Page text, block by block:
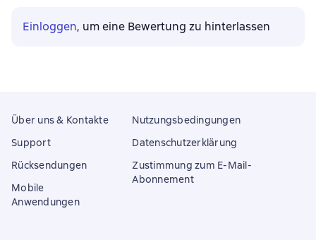
Einloggen, um eine Bewertung zu hinterlassen
Über uns & Kontakte
Support
Rücksendungen
Mobile
Anwendungen
Nutzungsbedingungen
Datenschutzerklärung
Zustimmung zum E-Mail-
Abonnement